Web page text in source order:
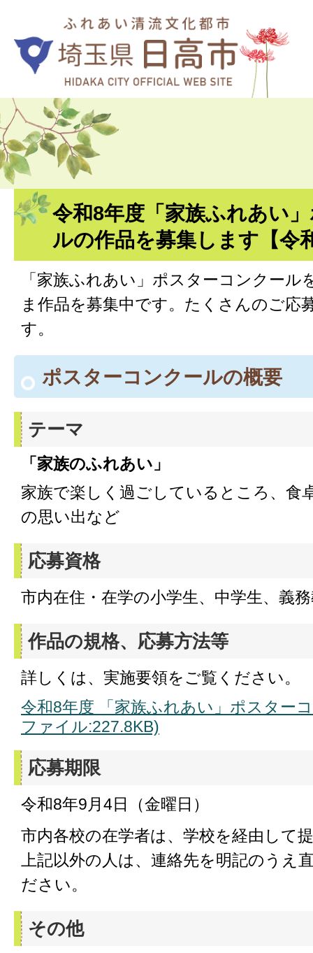
令和8年度「家族ふれあい
ルの作品を募集します【令
「家族ふれあい」ポスターコンクール
ま作品を募集中です。たくさんのご応
す。
ポスターコンクールの概要
テーマ
「家族のふれあい」
家族で楽しく過ごしているところ、食
の思い出など
応募資格
市内在住・在学の小学生、中学生、義
作品の規格、応募方法等
詳しくは、実施要領をご覧ください。
令和8年度 「家族ふれあい」ポスター
ファイル:227.8KB)
応募期限
令和8年9月4日（金曜日）
市内各校の在学者は、学校を経由して
上記以外の人は、連絡先を明記のうえ
ださい。
その他